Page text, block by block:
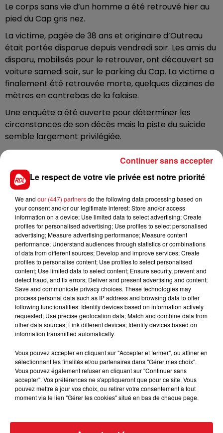
Le corps sans vie d’un homme a été retrouvé hier au
pied du Cap gris nez.
La victime, pagée de 38 ans et originaire d’Outreau
était portée disparue depuis vendredi soir. Les amis du
disparu, mobilisés pour le retrouver, ont découvert sa
voiture samedi soir, sur le parking du Cap. La victime a
finalement été retrouvée morte, quelques dizaines de
mètres en contrebas de la falaise.
Une enquête a été ouverte pour déterminer les
circonstances de son décès mais la piste du suicide
semble largement privilégiée.
FIL D'ACTUS
15 juillet 2026
BÉTHUNE: ENQUÊTE POUR HOMICIDE
VOLONTAIRE EN COURS, APRÈS LA...
Selon les premiers éléments, le logement servait
à des prostituées
LA BASE DE LOISIRS
Le respect de votre vie privée est notre priorité
We and our (447) partnersdo the following data processing based on
your consent and/or our legitimate interest: Store and/or access
information on a device; Use limited data to select advertising; Create
profiles for personalised advertising; Use profiles to select personalised
advertising; Measure advertising performance; Measure content
performance; Understand audiences through statistics or combinations
of data from different sources; Develop and improve services; Create
profiles to personalise content; Use profiles to select personalised
content; Use limited data to select content; Ensure security, prevent and
detect fraud, and fix errors; Deliver and present advertising and content;
Save and communicate privacy choices. These technologies may
process personal data such as IP address and browsing data to offer
following functionalities: Identify devices based on information actively
requested; Use precise geolocation data; Match and combine data from
other data sources; Link different devices; Identify devices based on
information transmitted automatically.
Vous pouvez accepter en cliquant sur "Accepter et fermer", ou affiner en
sélectionnant les finalités et/ou partenaires dans "Gérer mes choix".
Vous pouvez également refuser en cliquant sur "Continuer sans
accepter". Vos préférences ne s'appliqueront que pour ce site. Vous
pouvez mettre à jour vos choix, ou retirer votre consentement à tout
moment via le lien "Gérer les cookies" situé en bas de chaque page.
Continuer sans accepter